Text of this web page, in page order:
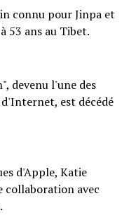
connu pour Jinpa et
53 ans au Tibet.
devenu l'une des
est décédé
d'Apple, Katie
avec